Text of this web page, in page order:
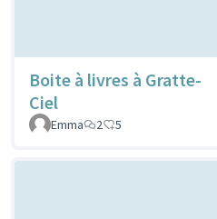
Boite à livres à Gratte-
Ciel
Emma
2 5